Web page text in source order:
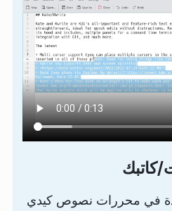
كاتبك
في محررات نصوص كيدي